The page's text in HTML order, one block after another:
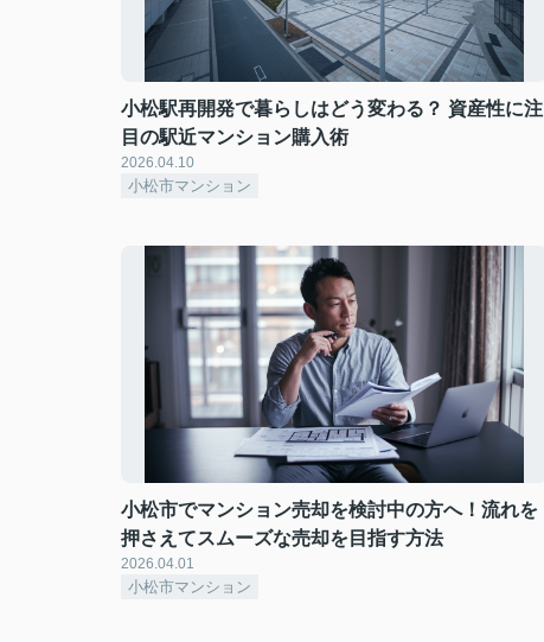
小松駅再開発で暮らしはどう変わる？ 資産性に注
目の駅近マンション購入術
2026.04.10
小松市マンション
小松市でマンション売却を検討中の方へ！流れを
押さえてスムーズな売却を目指す方法
2026.04.01
小松市マンション